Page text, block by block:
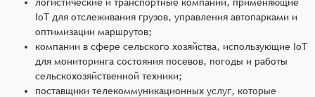
IoT для отслеживания грузов, управления автопарками и
оптимизации маршрутов;
компании в сфере сельского хозяйства, использующие IoT
для мониторинга состояния посевов, погоды и работы
сельскохозяйственной техники;
поставщики телекоммуникационных услуг, которые